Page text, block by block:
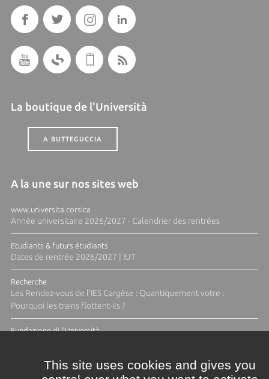
La boutique de l'Università
A BUTTEGUCCIA
A la une sur nos sites web
www.universita.corsica
Année universitaire 2026/2027 - Calendrier des rentrées
Etudiants & futurs étudiants
Dates de rentrée 2026/2027 | IUT
Recherche
Les Rendez-vous de l'IES Cargèse : Quantiquement votre :
Pourquoi les trains flottent-ils ?
Fundazione di l'Università
This site uses cookies and gives you